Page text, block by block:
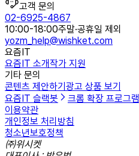
고객 문의
02-6925-4867
10:00-18:00주말·공휴일 제외
yozm_help@wishket.com
요즘IT
요즘IT 소개작가 지원
기타 문의
콘텐츠 제안하기 광고 상품 보기
요즘IT 슬랙봇
크롬 확장 프로그램
이용약관
개인정보 처리방침
청소년보호정책
㈜위시켓